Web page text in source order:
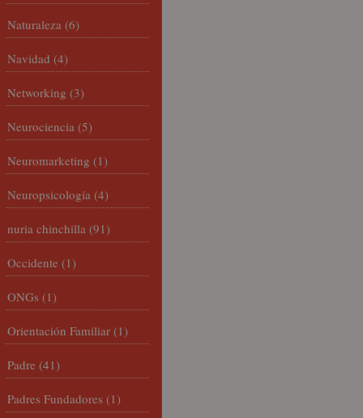
Naturaleza (6)
Navidad (4)
Networking (3)
Neurociencia (5)
Neuromarketing (1)
Neuropsicología (4)
nuria chinchilla (91)
Occidente (1)
ONGs (1)
Orientación Familiar (1)
Padre (41)
Padres Fundadores (1)